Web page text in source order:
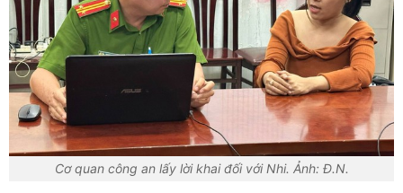
Cơ quan công an lấy lời khai đối với Nhi. Ảnh: Đ.N.